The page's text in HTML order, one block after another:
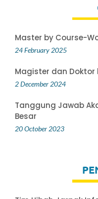
Master by Course-
24 February 2025
Magister dan Doktor
2 December 2024
Tanggung Jawab
Besar
20 October 2023